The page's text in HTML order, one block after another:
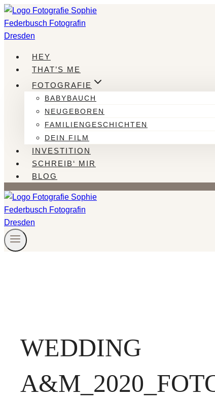
Zum
Inhalt
springen
HEY
THAT’S ME
FOTOGRAFIE
BABYBAUCH
NEUGEBOREN
FAMILIENGESCHICHTEN
DEIN FILM
INVESTITION
SCHREIB‘ MIR
BLOG
WEDDING